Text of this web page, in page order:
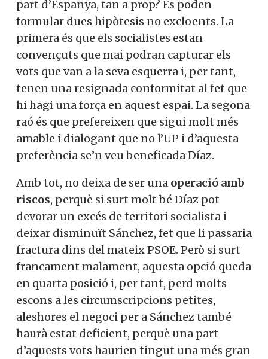
part d’Espanya, tan a prop? Es poden
formular dues hipòtesis no excloents. La
primera és que els socialistes estan
convençuts que mai podran capturar els
vots que van a la seva esquerra i, per tant,
tenen una resignada conformitat al fet que
hi hagi una força en aquest espai. La segona
raó és que prefereixen que sigui molt més
amable i dialogant que no l’UP i d’aquesta
preferència se’n veu beneficada Díaz.
Amb tot, no deixa de ser una operació amb
riscos, perquè si surt molt bé Díaz pot
devorar un excés de territori socialista i
deixar disminuït Sánchez, fet que li passaria
fractura dins del mateix PSOE. Però si surt
francament malament, aquesta opció queda
en quarta posició i, per tant, perd molts
escons a les circumscripcions petites,
aleshores el negoci per a Sánchez també
haurà estat deficient, perquè una part
d’aquests vots haurien tingut una més gran